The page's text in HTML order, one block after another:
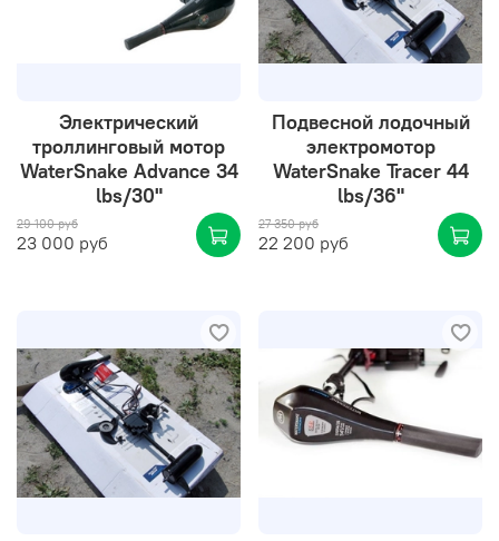
Электрический
троллинговый мотор
WaterSnake Advance 34
lbs/30"
29 100 руб
23 000 руб
Подвесной лодочный
электромотор
WaterSnake Tracer 44
lbs/36"
27 350 руб
22 200 руб